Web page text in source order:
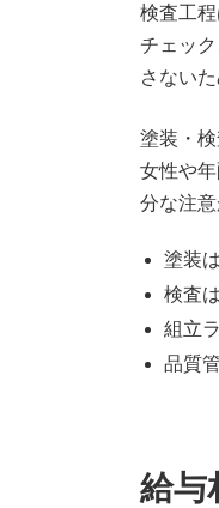
検査工程
チェッ
さない
塗装・
女性や
分な注意
塗装
検査
組立
品質
給与